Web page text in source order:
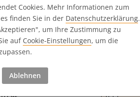
296x220 mm
146x220 mm
296x110 mm
zu kopieren
Cookies. Mehr Informationen zum
finden Sie in der Datenschutz­erklärung.
um Ihre Zustimmung zu
auf Cookie-Einstellungen, um die
Ablehnen